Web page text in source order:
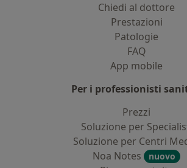
Chiedi al dottore
Prestazioni
Patologie
FAQ
App mobile
Per i professionisti
Prezzi
Soluzione per
Soluzione per Centri
Noa Notes
nuovo